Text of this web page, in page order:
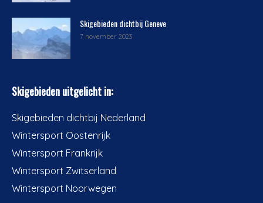
Skigebieden dichtbij Geneve
7 november 2023
Skigebieden uitgelicht in:
Skigebieden dichtbij Nederland
Wintersport Oostenrijk
Wintersport Frankrijk
Wintersport Zwitserland
Wintersport Noorwegen